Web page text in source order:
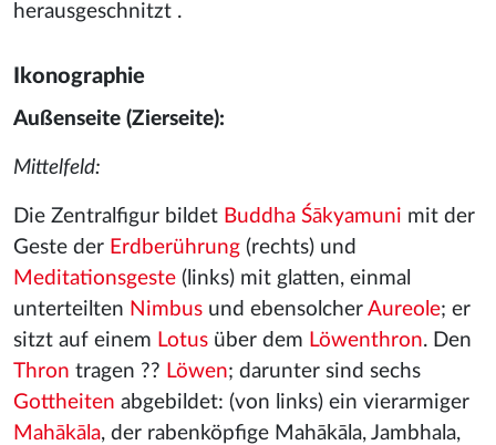
herausgeschnitzt .
Ikonographie
Außenseite (Zierseite):
Mittelfeld:
Die Zentralfigur bildet Buddha Śākyamuni mit der
Geste der Erdberührung (rechts) und
Meditationsgeste (links) mit glatten, einmal
unterteilten Nimbus und ebensolcher Aureole; er
sitzt auf einem Lotus über dem Löwenthron. Den
Thron tragen ?? Löwen; darunter sind sechs
Gottheiten abgebildet: (von links) ein vierarmiger
Mahākāla, der rabenköpfige Mahākāla, Jambhala,